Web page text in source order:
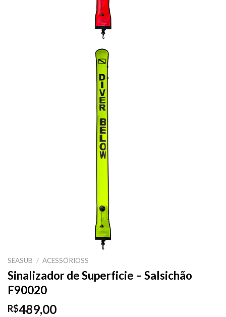
SEASUB / ACESSÓRIOSS
Sinalizador de Superficie – Salsichão
F90020
R$489,00